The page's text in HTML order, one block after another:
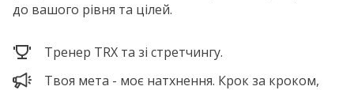
до вашого рівня та цілей.
Тренер TRX та зі стретчингу.
Твоя мета - моє натхнення. Крок за кроком,